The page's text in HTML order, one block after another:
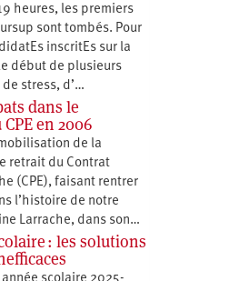
heures, les premiers
sont tombés. Pour
inscritEs sur la
début de plusieurs
stress, d’…
dans le
en 2006
de la
retrait du Contrat
(CPE), faisant rentrer
l’histoire de notre
Larrache, dans son…
: les solutions